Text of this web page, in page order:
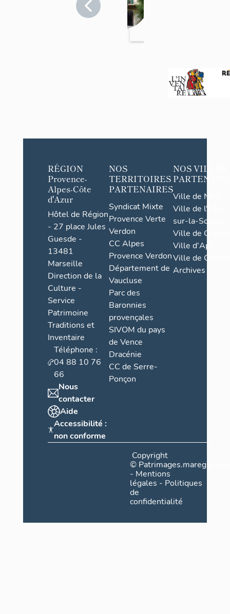
RÉGION
Provence-
Alpes-Côte
d'Azur
Hôtel de Région
- 27 place Jules
Guesde -
13481
Marseille
Direction de la
Culture -
Service
Patrimoine
Traditions et
Inventaire
Téléphone :
04 88 10 76
66
Nous
contacter
Aide
Accessibilité :
non conforme
NOS
TERRITOIRES
PARTENAIRES
Syndicat Mixte
Provence Verte
Verdon
CC Alpes
Provence Verdon
Département de
Vaucluse
Parc des
Baronnies
provençales
SIVOM du pays
de Vence
Dracénie
CC de Serre-
Ponçon
NOS VILLES
Ville de Nice
Ville de l'Isle-
sur-la-Sorgue
Ville de Grasse
Ville d'Apt
Ville de
Archives
Copyright
©
- Mentions
légales - Politiques
de
confidentialité